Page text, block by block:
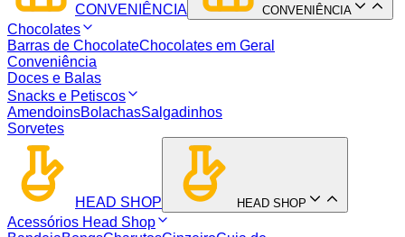
CONVENIÊNCIA CONVENIÊNCIA
Chocolates
Barras de ChocolateChocolates em Geral
Conveniência
Doces e Balas
Snacks e Petiscos
AmendoinsBolachasSalgadinhos
Sorvetes
HEAD SHOP HEAD SHOP
Acessórios Head Shop